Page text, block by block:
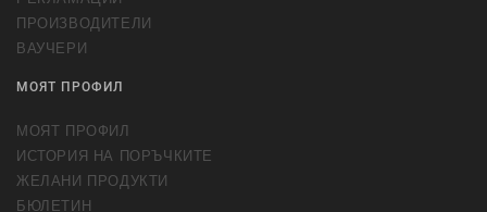
ПРОИЗВОДИТЕЛИ
ВАУЧЕРИ
МОЯТ ПРОФИЛ
МОЯТ ПРОФИЛ
ИСТОРИЯ НА ПОРЪЧКИТЕ
ЖЕЛАНИ ПРОДУКТИ
БЮЛЕТИН